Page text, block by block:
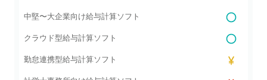
中堅〜大企業向け給与計算ソフト
クラウド型給与計算ソフト
勤怠連携型給与計算ソフト